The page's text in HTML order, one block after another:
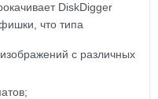
DiskDigger
что типа
с различных